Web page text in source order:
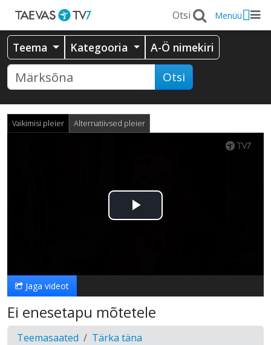
Menüü
Teema Kategooria A-Ö nimekiri
Otsi
Vaikimisi pleier Alternatiivsed pleier
Esita
Jaga videot
Ei enesetapu mõtetele
Teemasaated Tärka täna